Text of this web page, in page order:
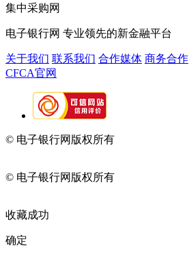
集中采购网
电子银行网 专业领先的新金融平台
关于我们 联系我们 合作媒体 商务合作
CFCA官网
© 电子银行网版权所有
© 电子银行网版权所有
收藏成功
确定